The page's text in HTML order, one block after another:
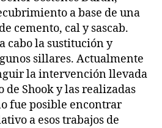
a base de una
cemento, cal y sascab.
cabo la sustitución y
sillares. Actualmente
la intervención llevada
de Shook y las realizadas
fue posible encontrar
a esos trabajos de